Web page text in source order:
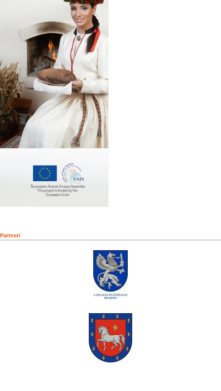
Partneri